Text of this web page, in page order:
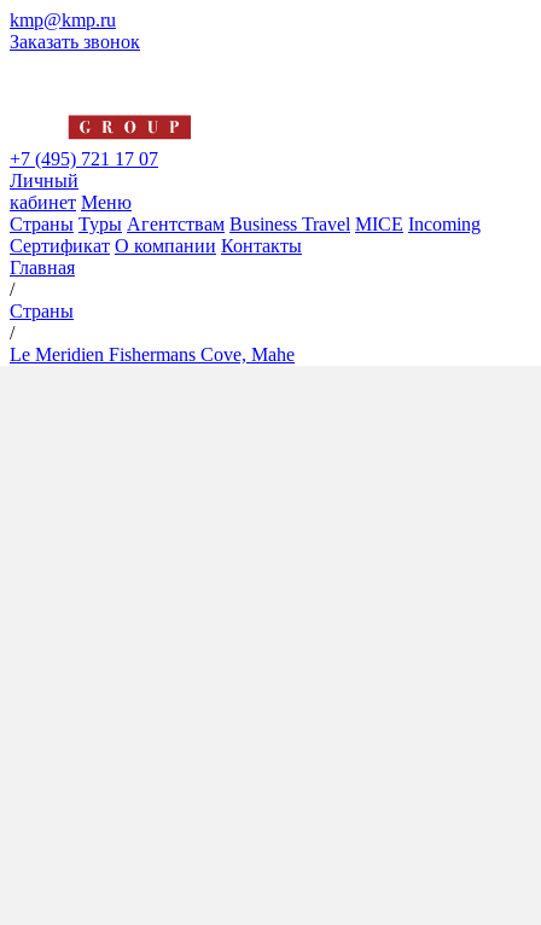
kmp@kmp.ru
Заказать звонок
+7 (495) 721 17 07
Личный
кабинет Меню
Страны Туры Агентствам Business Travel MICE Incoming
Сертификат О компании Контакты
Главная
/
Страны
/
Le Meridien Fishermans Cove, Mahe